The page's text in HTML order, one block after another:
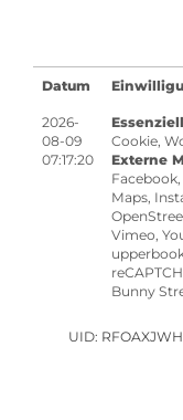
Datum
2026-
08-09
07:17:20
Essenziell
Cookie,
Externe
Facebook,
Maps,
Vimeo,
Bunny
UID: